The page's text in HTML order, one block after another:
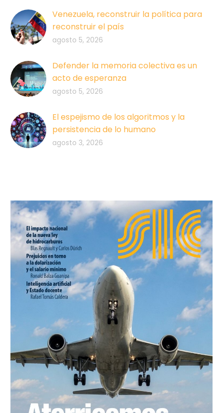
Venezuela, reconstruir la política para
reconstruir el país
agosto 5, 2026
Defender la memoria colectiva es un
acto de esperanza
agosto 5, 2026
El espejismo de los algoritmos y la
persistencia de lo humano
agosto 3, 2026